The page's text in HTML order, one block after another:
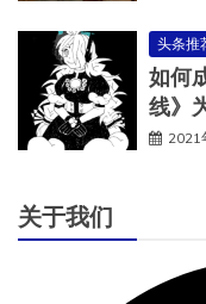
头条推
如何
线》
2021
关于我们